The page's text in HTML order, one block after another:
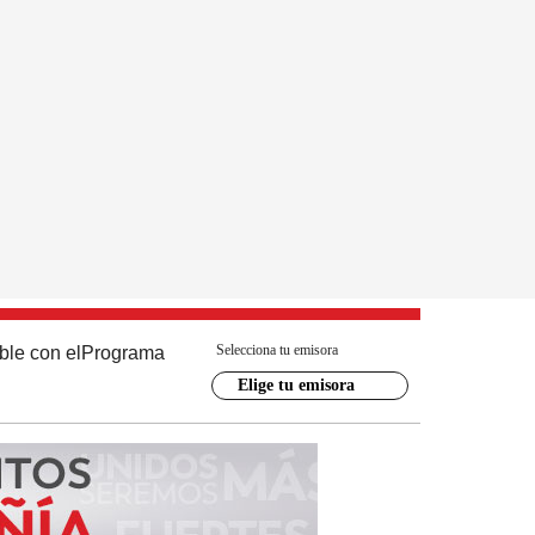
con el Programa Selecciona tu emisora
Elige tu emisora